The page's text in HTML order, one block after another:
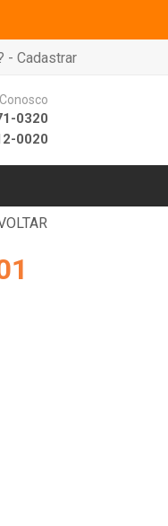
- Cadastrar
0320
0020